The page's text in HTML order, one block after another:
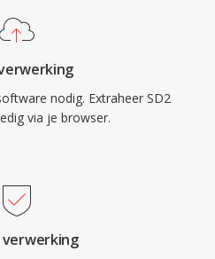
nodig. Extraheer SD2
via je browser.
verwerking